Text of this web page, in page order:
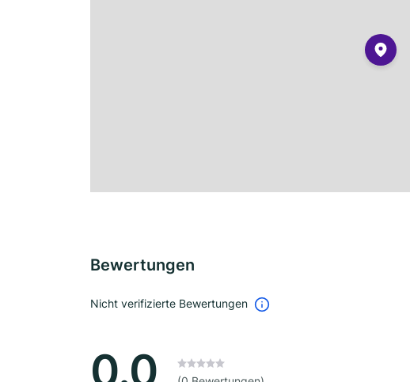
Bewertungen
Nicht verifizierte Bewertungen
0.0